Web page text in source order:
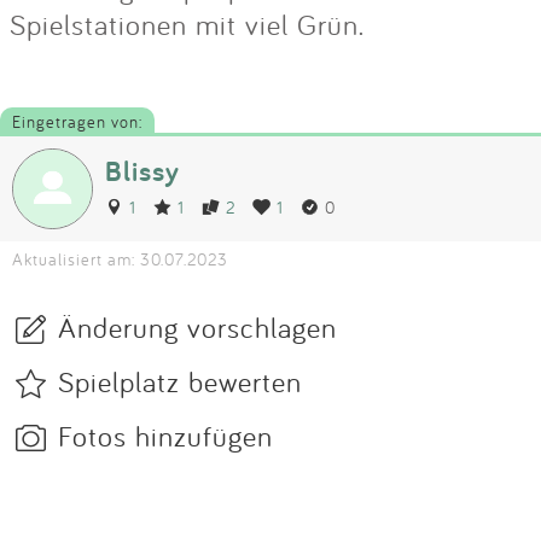
Spielstationen mit viel Grün.
Eingetragen von:
Blissy
1 1 2 1 0
Aktualisiert am: 30.07.2023
Änderung vorschlagen
Spielplatz bewerten
Fotos hinzufügen